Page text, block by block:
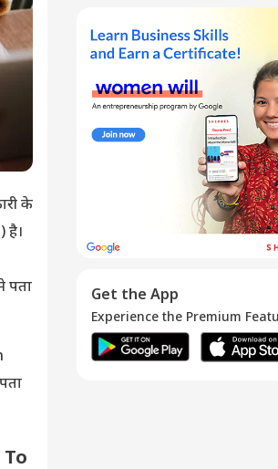
के
है।
पता
18 Jan 2023
पैसे कमाने वाला
बेस्ट ...
13 Dec 2019
Get the App
Experience the Premium